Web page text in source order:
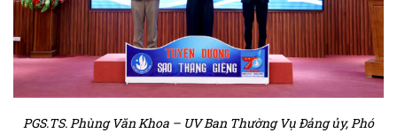
PGS.TS. Phùng Văn Khoa – UV Ban Thường Vụ Đảng ủy, Phó